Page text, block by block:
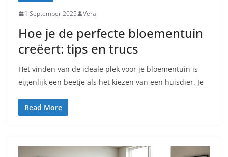
1 September 2025 Vera
Hoe je de perfecte bloementuin
creëert: tips en trucs
Het vinden van de ideale plek voor je bloementuin is
eigenlijk een beetje als het kiezen van een huisdier. Je
Read More